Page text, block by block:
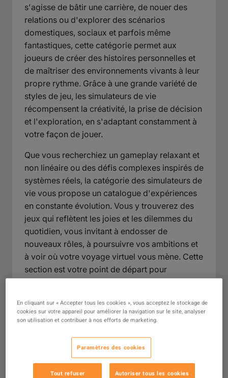
s'agisse de bâtir une carrière, de nouer des
relations ou d'explorer des scénarios
domestiques, sociaux et parfois même
fantastiques, cette catégorie permet aux
joueurs de créer des histoires personnelles et
de maîtriser des environnements vivants à leur
propre rythme. Grâce à une grande variété de
styles de jeu, les simulateurs de vie
récompensent la créativité, la prise de décision
et l'exploration, en s'adaptant constamment à
votre façon de jouer.
Que vous recherchiez un gameplay relaxant et
non linéaire ou des défis complexes inspirés de
systèmes réels, la catégorie des simulateurs de
vie vous propose un catalogue d'expériences
en constante évolution. Vous y trouverez des
jeux qui reflètent les joies et les dilemmes du
quotidien, vous invitant à endosser de
nouveaux rôles, à poursuivre vos ambitions et
à voir où votre voyage virtuel vous mène. Cette
section est votre point de départ pour
vidéo.
Les jeux de simulation de vie constituent un
En cliquant sur « Accepter tous les cookies », vous acceptez le stockage de
cookies sur votre appareil pour améliorer la navigation sur le site, analyser
son utilisation et contribuer à nos efforts de marketing.
Paramètres des cookies
Tout refuser Autoriser tous les cookies